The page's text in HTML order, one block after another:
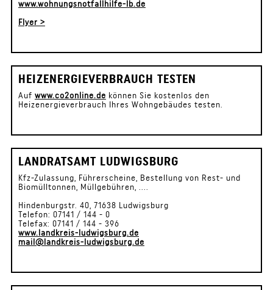
www.wohnungsnotfallhilfe-lb.de
Flyer >
HEIZENERGIEVERBRAUCH TESTEN
Auf www.co2online.de können Sie kostenlos den
Heizenergieverbrauch Ihres Wohngebäudes testen.
LANDRATSAMT LUDWIGSBURG
Kfz-Zulassung, Führerscheine, Bestellung von Rest- und
Biomülltonnen, Müllgebühren, ....
Hindenburgstr. 40, 71638 Ludwigsburg
Telefon: 07141 / 144 - 0
Telefax: 07141 / 144 - 396
www.landkreis-ludwigsburg.de
mail@landkreis-ludwigsburg.de